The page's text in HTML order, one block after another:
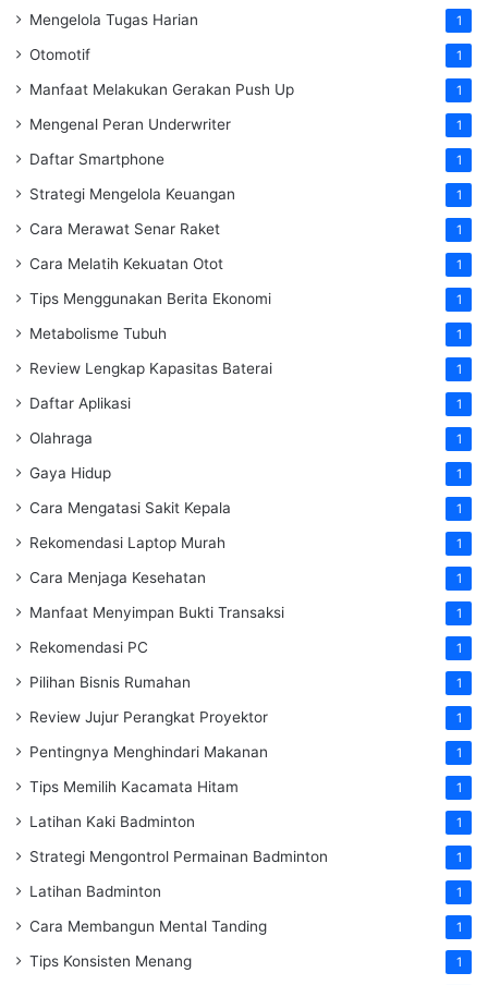
Mengelola Tugas Harian 1
Otomotif 1
Manfaat Melakukan Gerakan Push Up 1
Mengenal Peran Underwriter 1
Daftar Smartphone 1
Strategi Mengelola Keuangan 1
Cara Merawat Senar Raket 1
Cara Melatih Kekuatan Otot 1
Tips Menggunakan Berita Ekonomi 1
Metabolisme Tubuh 1
Review Lengkap Kapasitas Baterai 1
Daftar Aplikasi 1
Olahraga 1
Gaya Hidup 1
Cara Mengatasi Sakit Kepala 1
Rekomendasi Laptop Murah 1
Cara Menjaga Kesehatan 1
Manfaat Menyimpan Bukti Transaksi 1
Rekomendasi PC 1
Pilihan Bisnis Rumahan 1
Review Jujur Perangkat Proyektor 1
Pentingnya Menghindari Makanan 1
Tips Memilih Kacamata Hitam 1
Latihan Kaki Badminton 1
Strategi Mengontrol Permainan Badminton 1
Latihan Badminton 1
Cara Membangun Mental Tanding 1
Tips Konsisten Menang 1